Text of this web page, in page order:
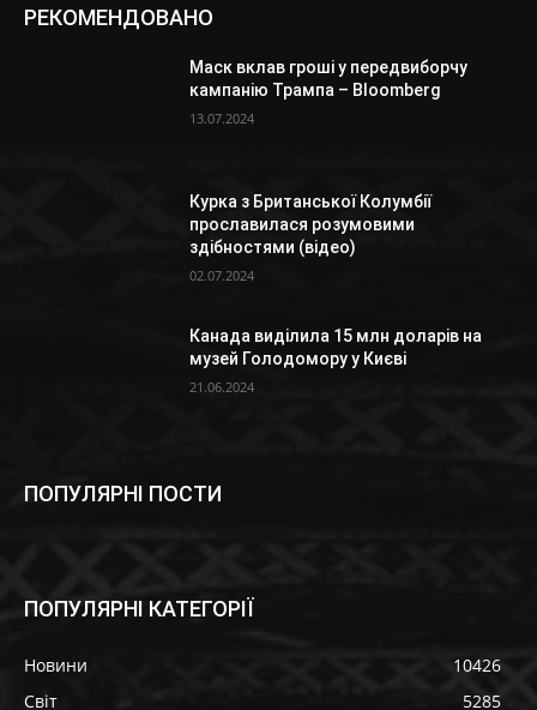
РЕКОМЕНДОВАНО
Маск вклав гроші у передвиборчу
кампанію Трампа – Bloomberg
13.07.2024
Курка з Британської Колумбії
прославилася розумовими
здібностями (відео)
02.07.2024
Канада виділила 15 млн доларів на
музей Голодомору у Києві
21.06.2024
ПОПУЛЯРНІ ПОСТИ
ПОПУЛЯРНІ КАТЕГОРІЇ
Новини
10426
Світ
5285